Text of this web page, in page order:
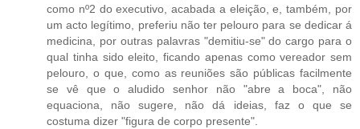
como nº2 do executivo, acabada a eleição, e, também, por
um acto legítimo, preferiu não ter pelouro para se dedicar á
medicina, por outras palavras "demitiu-se" do cargo para o
qual tinha sido eleito, ficando apenas como vereador sem
pelouro, o que, como as reuniões são públicas facilmente
se vê que o aludido senhor não "abre a boca", não
equaciona, não sugere, não dá ideias, faz o que se
costuma dizer "figura de corpo presente".